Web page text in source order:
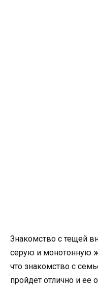
Знакомство с тещей
серую и монотонную
что знакомство с
пройдет отлично и ее